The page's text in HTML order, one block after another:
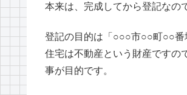
本来は、完成してから登記なの
登記の目的は「○○○市○○町○○番
住宅は不動産という財産ですの
事が目的です。